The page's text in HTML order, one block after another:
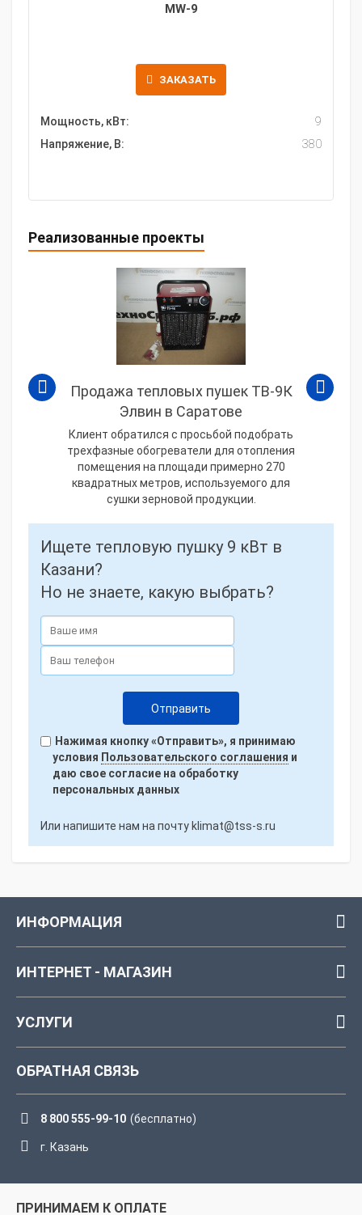
MW-9
ЗАКАЗАТЬ
Мощность, кВт:
9
Напряжение, В:
380
Реализованные проекты
Продажа тепловых пушек ТВ-9К
Элвин в Саратове
Клиент обратился с просьбой подобрать
трехфазные обогреватели для отопления
помещения на площади примерно 270
квадратных метров, используемого для
сушки зерновой продукции.
Ищете тепловую пушку 9 кВт в
Казани?
Но не знаете, какую выбрать?
Нажимая кнопку «Отправить», я принимаю
условия Пользовательского соглашения и
даю свое согласие на обработку
персональных данных
Или напишите нам на почту klimat@tss-s.ru
ИНФОРМАЦИЯ
ИНТЕРНЕТ - МАГАЗИН
УСЛУГИ
ОБРАТНАЯ СВЯЗЬ
8 800 555-99-10 (бесплатно)
г. Казань
ПРИНИМАЕМ К ОПЛАТЕ